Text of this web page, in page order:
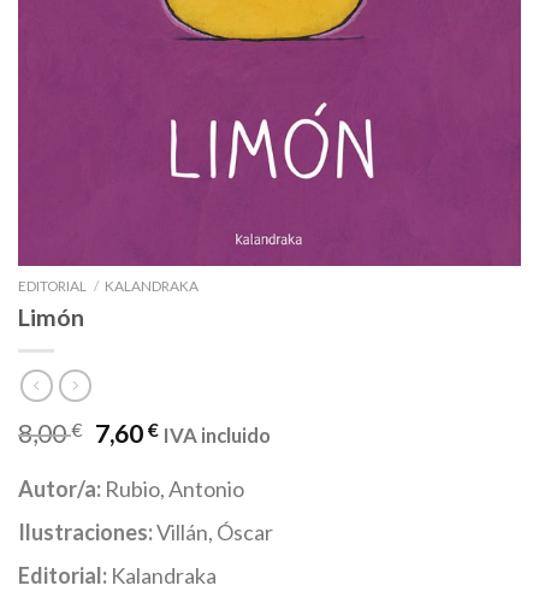
EDITORIAL / KALANDRAKA
Limón
8,00€ 7,60€ IVA incluido
Autor/a: Rubio, Antonio
Ilustraciones:Villán, Óscar
Editorial: Kalandraka